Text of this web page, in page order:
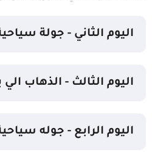
اليوم الثاني - جولة
اليوم الثالث - الذهاب الي
اليوم الرابع - جوله